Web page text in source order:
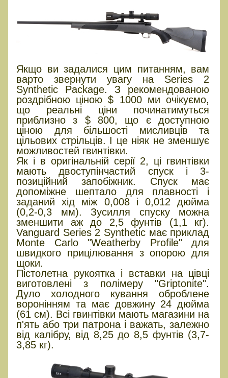
Якщо ви задалися цим питанням, вам
варто звернути увагу на Series 2
Synthetic Package. З рекомендованою
роздрібною ціною $ 1000 ми очікуємо,
що реальні ціни починатимуться
приблизно з $ 800, що є доступною
ціною для більшості мисливців та
цільових стрільців. І це ніяк не зменшує
можливостей гвинтівки.
Як і в оригінальній серії 2, ці гвинтівки
мають двоступінчастий спуск і 3-
позиційний запобіжник. Спуск має
допоміжне шептало для плавності і
заданий хід між 0,008 і 0,012 дюйма
(0,2-0,3 мм). Зусилля спуску можна
зменшити аж до 2,5 фунтів (1,1 кг).
Vanguard Series 2 Synthetic має приклад
Monte Carlo "Weatherby Profile" для
швидкого прицілювання з опорою для
щоки.
Пістолетна рукоятка і вставки на цівці
виготовлені з полімеру "Griptonite".
Дуло холодного кування оброблене
воронінням та має довжину 24 дюйма
(61 см). Всі гвинтівки мають магазини на
п'ять або три патрона і важать, залежно
від калібру, від 8,25 до 8,5 фунтів (3,7-
3,85 кг).